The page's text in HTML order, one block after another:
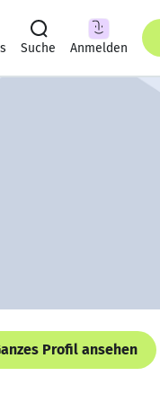
Suche Anmelden
Profil ansehen